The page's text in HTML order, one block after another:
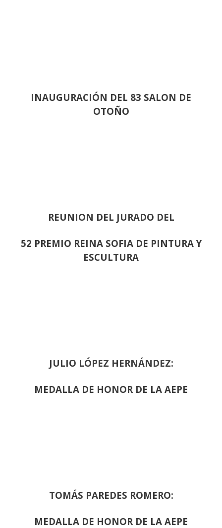
INAUGURACIÓN DEL 83 SALON DE
OTOÑO
REUNION DEL JURADO DEL
52 PREMIO REINA SOFIA DE PINTURA Y
ESCULTURA
JULIO LÓPEZ HERNÁNDEZ:
MEDALLA DE HONOR DE LA AEPE
TOMÁS PAREDES ROMERO:
MEDALLA DE HONOR DE LA AEPE